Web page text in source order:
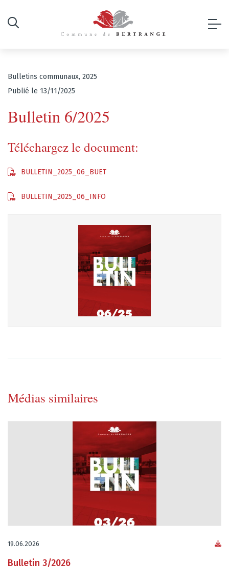
Bulletins communaux, 2025
Publié le 13/11/2025
Bulletin 6/2025
Téléchargez le document:
BULLETIN_2025_06_BUET
BULLETIN_2025_06_INFO
Médias similaires
19.06.2026
Bulletin 3/2026